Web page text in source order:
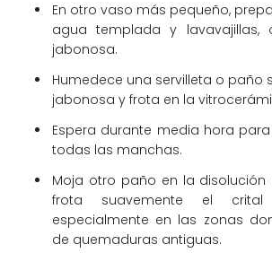
En otro vaso más pequeño,
agua templada y lavavajillas,
jabonosa.
Humedece una servilleta o paño
jabonosa y frota en la
Espera durante media hora
todas las manchas.
Moja otro paño en la
frota suavemente el
especialmente en las zonas
de quemaduras antiguas.